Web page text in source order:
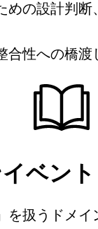
めの設計判断
合性への橋渡
イベン
を扱うドメ